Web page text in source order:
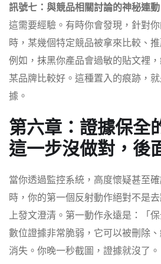
訊號七：與競品相關討論的神秘連動
這需要經驗。有時你會發現，針對
時，某幾個特定競品被拿來比較、
例如，抹黑你產品會過敏的貼文裡
某品牌比較好。這種置入的痕跡，
據。
第六章：證據保
這一步沒做對，後
當你透過監控系統，高度懷疑甚至
時，你的第一個反射動作絕對不是
上發文澄清。第一動作永遠是：「
數位證據非常脆弱，它可以被刪除
消失。你晚一秒截圖，證據就沒了。